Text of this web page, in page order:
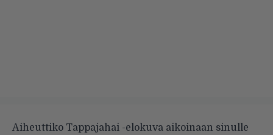
Aiheuttiko Tappajahai -elokuva aikoinaan sinulle